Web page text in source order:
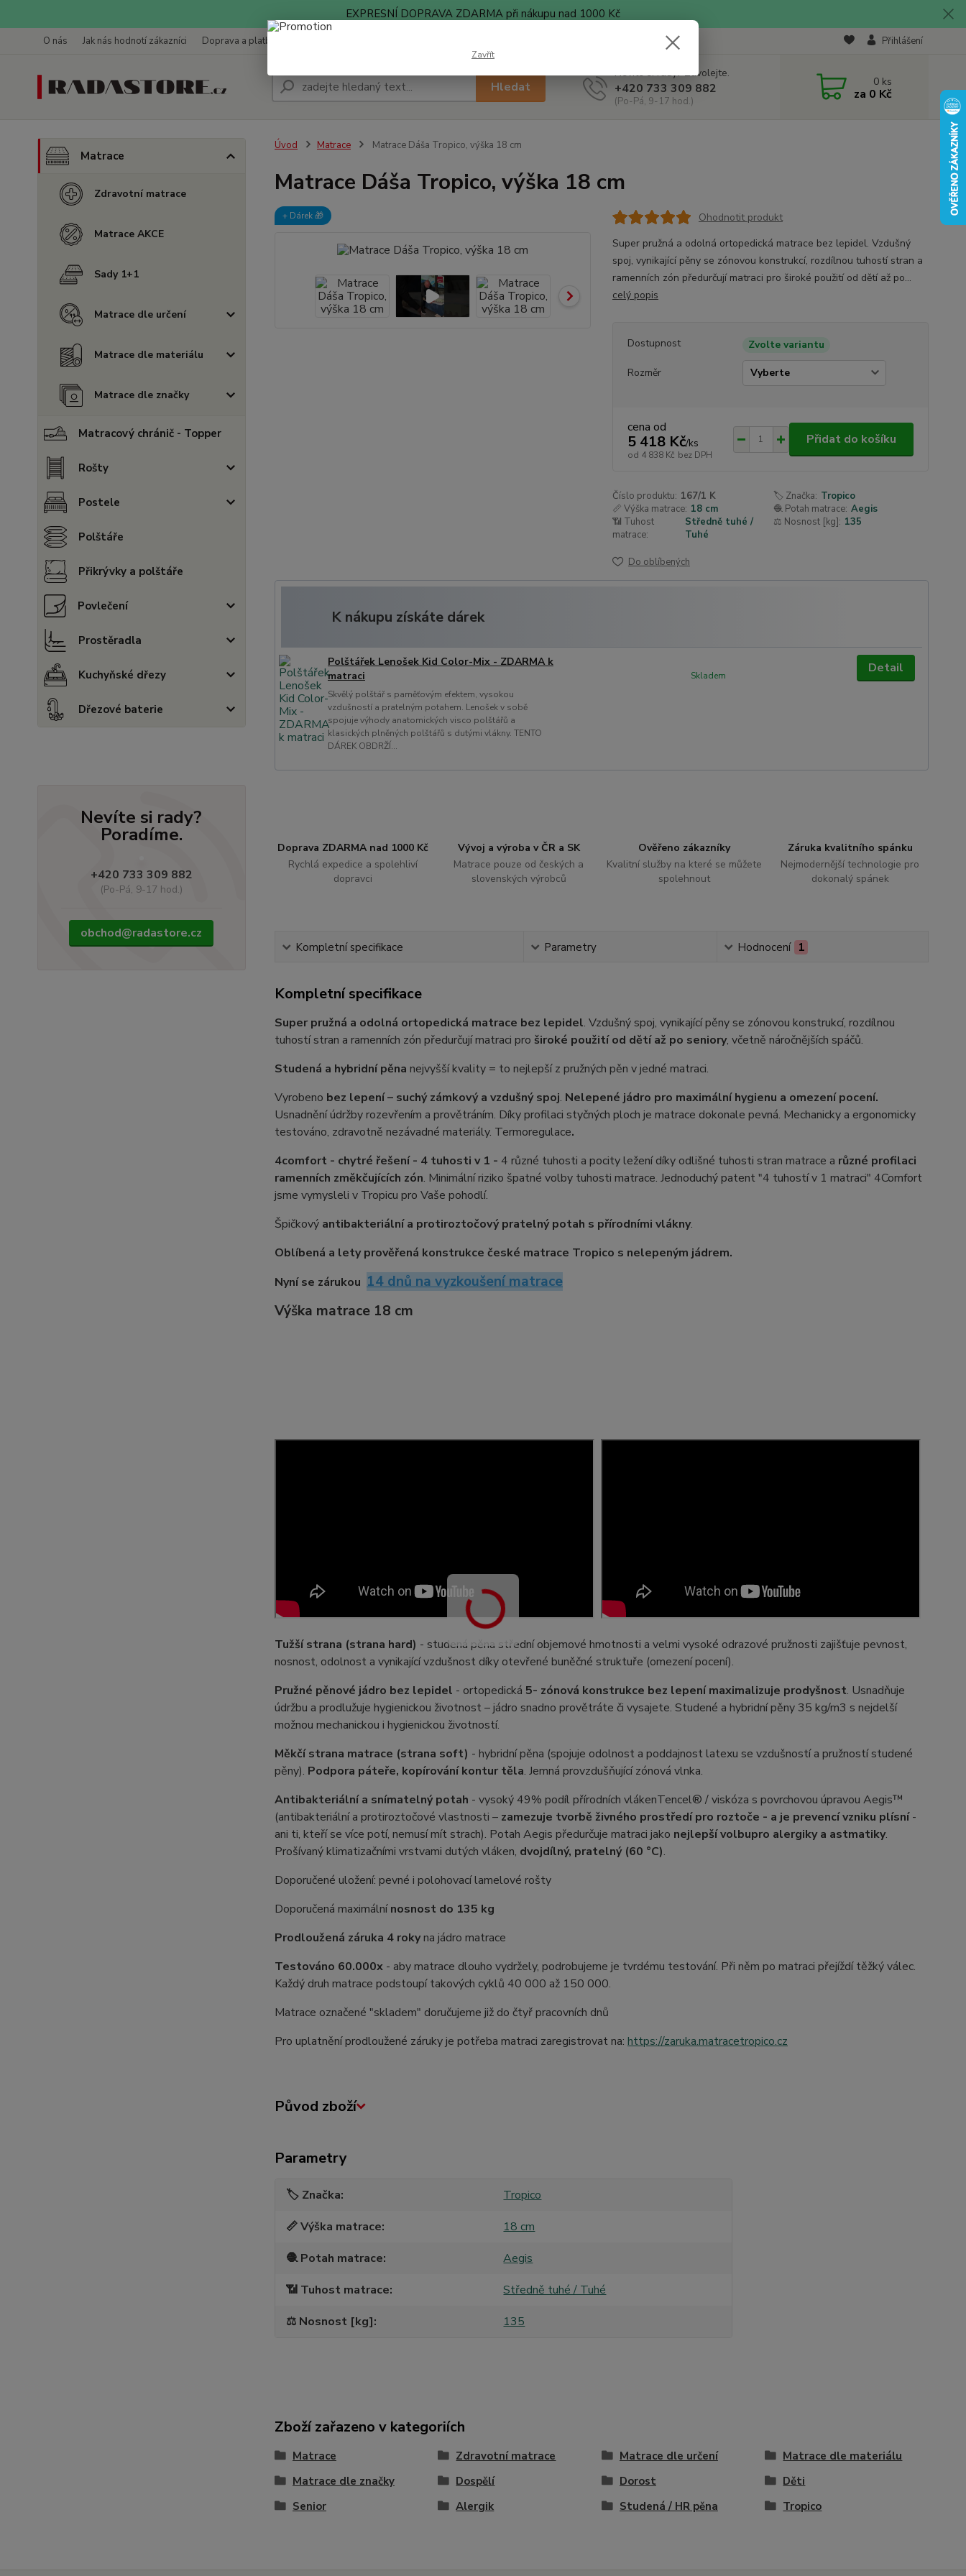
EXPRESNÍ DOPRAVA ZDARMA při nákupu nad 1000 Kč
O nás Jak nás hodnotí zákazníci Doprava a platba Přihlášení
Hledat
Nevíte si rady? Zavolejte.
+420 733 309 882
(Po-Pá, 9-17 hod.)
0 ks
za 0 Kč
Matrace
Zdravotní matrace
Matrace AKCE
Sady 1+1
Matrace dle určení
Matrace dle materiálu
Matrace dle značky
Matracový chránič - Topper
Rošty
Postele
Polštáře
Přikrývky a polštáře
Povlečení
Prostěradla
Kuchyňské dřezy
Dřezové baterie
Nevíte si rady?
Poradíme.
+420 733 309 882
(Po-Pá, 9-17 hod.)
obchod@radastore.cz
Úvod Matrace Matrace Dáša Tropico, výška 18 cm
Matrace Dáša Tropico, výška 18 cm
+ Dárek️ 🎁
Ohodnotit produkt
Super pružná a odolná ortopedická matrace bez lepidel. Vzdušný
spoj, vynikající pěny se zónovou konstrukcí, rozdílnou tuhostí stran a
ramenních zón předurčují matraci pro široké použití od dětí až po...
celý popis
Dostupnost Zvolte variantu
Rozměr
cena od
5 418 Kč/ks
od 4 838 Kč bez DPH
Přidat do košíku
Číslo produktu: 167/1 K 🏷️ Značka: Tropico
📏 Výška matrace: 18 cm 🧶 Potah matrace: Aegis
📶 Tuhost
matrace:
Středně tuhé /
Tuhé
⚖️ Nosnost [kg]: 135
Do oblíbených
K nákupu získáte dárek
Polštářek Lenošek Kid Color-Mix - ZDARMA k
matraci
Skvělý polštář s paměťovým efektem, vysokou
vzdušností a pratelným potahem. Lenošek v sobě
spojuje výhody anatomických visco polštářů a
klasických plněných polštářů s dutými vlákny. TENTO
DÁREK OBDRŽÍ...
Skladem Detail
Doprava ZDARMA nad 1000 Kč
Rychlá expedice a spolehliví
dopravci
Vývoj a výroba v ČR a SK
Matrace pouze od českých a
slovenských výrobců
Ověřeno zákazníky
Kvalitní služby na které se můžete
spolehnout
Záruka kvalitního spánku
Nejmodernější technologie pro
dokonalý spánek
Kompletní specifikace Parametry Hodnocení 1
Kompletní specifikace
Super pružná a odolná ortopedická matrace bez lepidel. Vzdušný spoj, vynikající pěny se zónovou konstrukcí, rozdílnou
tuhostí stran a ramenních zón předurčují matraci pro široké použití od dětí až po seniory, včetně náročnějších spáčů.
Studená a hybridní pěna nejvyšší kvality = to nejlepší z pružných pěn v jedné matraci.
Vyrobeno bez lepení – suchý zámkový a vzdušný spoj. Nelepené jádro pro maximální hygienu a omezení pocení.
Usnadnění údržby rozevřením a provětráním. Díky profilaci styčných ploch je matrace dokonale pevná. Mechanicky a ergonomicky
testováno, zdravotně nezávadné materiály. Termoregulace.
4comfort - chytré řešení - 4 tuhosti v 1 - 4 různé tuhosti a pocity ležení díky odlišné tuhosti stran matrace a různé profilaci
ramenních změkčujících zón. Minimální riziko špatné volby tuhosti matrace. Jednoduchý patent "4 tuhostí v 1 matraci" 4Comfort
jsme vymysleli v Tropicu pro Vaše pohodlí.
Špičkový antibakteriální a protiroztočový pratelný potah s přírodními vlákny.
Oblíbená a lety prověřená konstrukce české matrace Tropico s nelepeným jádrem.
Nyní se zárukou 14 dnů na vyzkoušení matrace
Výška matrace 18 cm
Tužší strana (strana hard) - studená pěna střední objemové hmotnosti a velmi vysoké odrazové pružnosti zajišťuje pevnost,
nosnost, odolnost a vynikající vzdušnost díky otevřené buněčné struktuře (omezení pocení).
Pružné pěnové jádro bez lepidel - ortopedická 5- zónová konstrukce bez lepení maximalizuje prodyšnost. Usnadňuje
údržbu a prodlužuje hygienickou životnost – jádro snadno provětráte či vysajete. Studené a hybridní pěny 35 kg/m3 s nejdelší
možnou mechanickou i hygienickou životností.
Měkčí strana matrace (strana soft) - hybridní pěna (spojuje odolnost a poddajnost latexu se vzdušností a pružností studené
pěny). Podpora páteře, kopírování kontur těla. Jemná provzdušňující zónová vlnka.
Antibakteriální a snímatelný potah - vysoký 49% podíl přírodních vlákenTencel® / viskóza s povrchovou úpravou Aegis™
(antibakteriální a protiroztočové vlastnosti – zamezuje tvorbě živného prostředí pro roztoče - a je prevencí vzniku plísní-
ani ti, kteří se více potí, nemusí mít strach). Potah Aegis předurčuje matraci jako nejlepší volbupro alergiky a astmatiky.
Prošívaný klimatizačními vrstvami dutých vláken, dvojdílný, pratelný (60 °C).
Doporučené uložení: pevné i polohovací lamelové rošty
Doporučená maximálnínosnost do 135 kg
Prodloužená záruka 4 rokyna jádro matrace
Testováno 60.000x- aby matrace dlouho vydržely, podrobujeme je tvrdému testování. Při něm po matraci přejíždí těžký válec.
Každý druh matrace podstoupí takových cyklů 40 000 až 150 000.
Matrace označené "skladem" doručujeme již do čtyř pracovních dnů
Pro uplatnění prodloužené záruky je potřeba matraci zaregistrovat na: https://zaruka.matracetropico.cz
Původ zboží
Parametry
🏷️ Značka
Tropico
📏 Výška matrace
18 cm
🧶 Potah matrace
Aegis
📶 Tuhost matrace
Středně tuhé / Tuhé
⚖️ Nosnost [kg]
135
Zboží zařazeno v kategoriích
Matrace Zdravotní matrace Matrace dle určení
Matrace dle materiálu
Matrace dle značky
Dospělí Dorost
Děti
Senior
Alergik Studená / HR pěna Tropico
Zavřít